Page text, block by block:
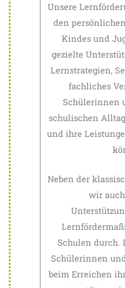
Unsere
den
Kindes und
gezielte
Lernstrategien,
fachliches
Schülerinnen
schulischen
und ihre
Neben der
wir
Schulen durch.
Schülerinnen
beim Erreichen